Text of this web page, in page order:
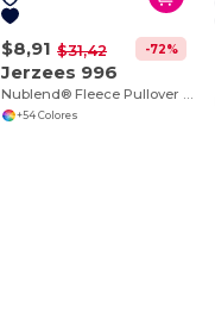
$8,91 $31,42 -72%
Jerzees 996
Nublend® Fleece Pullover Hood
+54 Colores